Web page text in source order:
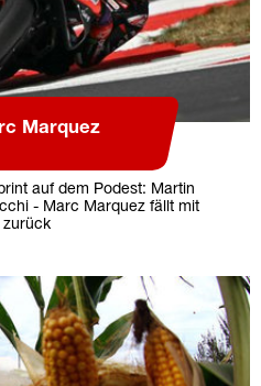
Marquez
auf dem Podest: Martin
- Marc Marquez fällt mit
zurück